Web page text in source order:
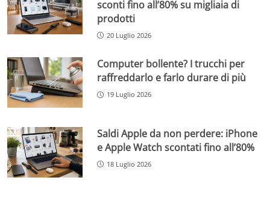
sconti fino all’80% su migliaia di
prodotti
20 Luglio 2026
Computer bollente? I trucchi per
raffreddarlo e farlo durare di più
19 Luglio 2026
Saldi Apple da non perdere: iPhone
e Apple Watch scontati fino all’80%
18 Luglio 2026